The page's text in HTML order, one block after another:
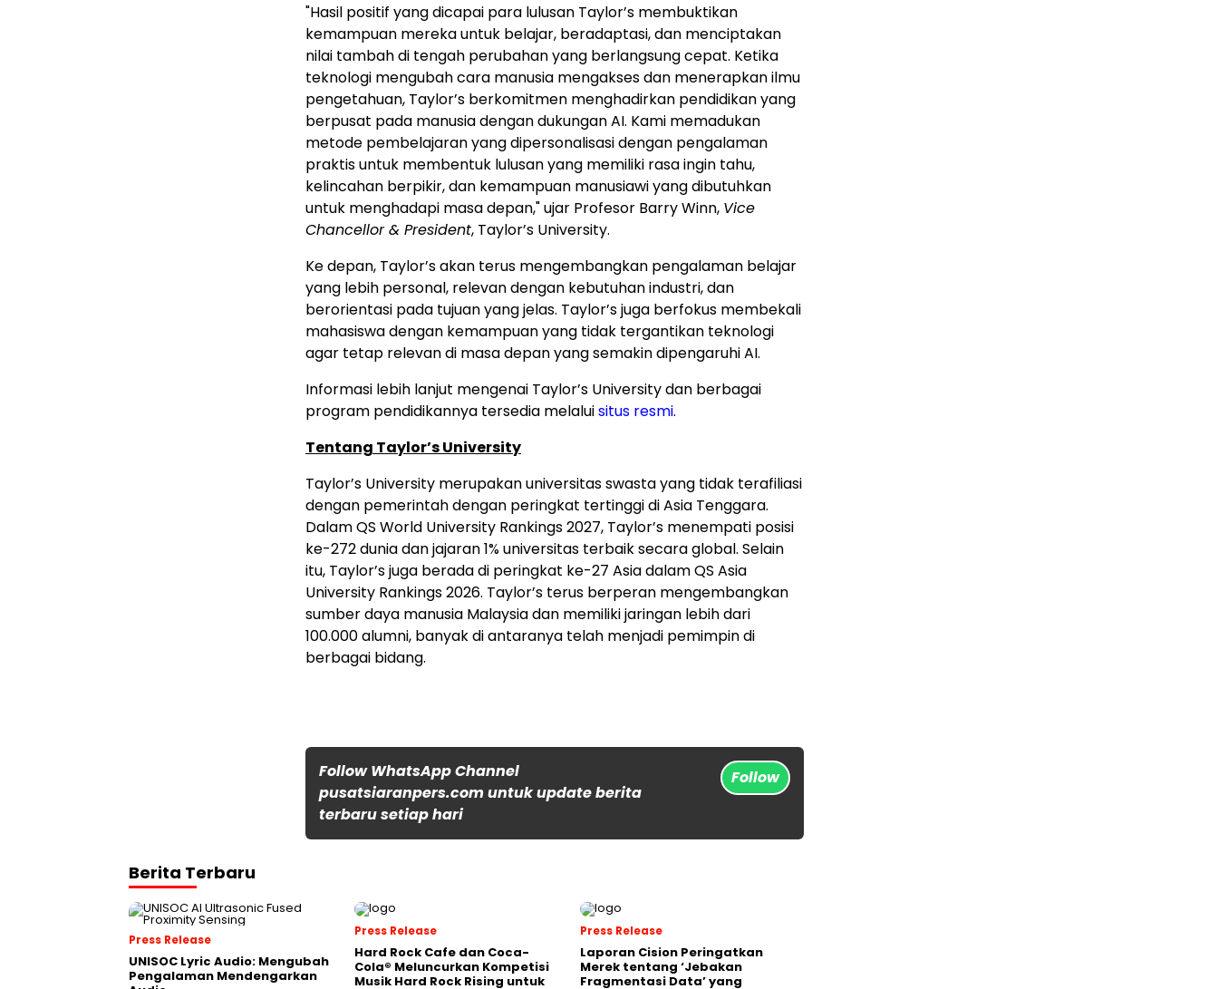
"Hasil positif yang dicapai para lulusan Taylor’s membuktikan
kemampuan mereka untuk belajar, beradaptasi, dan menciptakan
nilai tambah di tengah perubahan yang berlangsung cepat. Ketika
teknologi mengubah cara manusia mengakses dan menerapkan ilmu
pengetahuan, Taylor’s berkomitmen menghadirkan pendidikan yang
berpusat pada manusia dengan dukungan AI. Kami memadukan
metode pembelajaran yang dipersonalisasi dengan pengalaman
praktis untuk membentuk lulusan yang memiliki rasa ingin tahu,
kelincahan berpikir, dan kemampuan manusiawi yang dibutuhkan
untuk menghadapi masa depan," ujar Profesor Barry Winn, Vice
Chancellor & President, Taylor’s University.
Ke depan, Taylor’s akan terus mengembangkan pengalaman belajar
yang lebih personal, relevan dengan kebutuhan industri, dan
berorientasi pada tujuan yang jelas. Taylor’s juga berfokus membekali
mahasiswa dengan kemampuan yang tidak tergantikan teknologi
agar tetap relevan di masa depan yang semakin dipengaruhi AI.
Informasi lebih lanjut mengenai Taylor’s University dan berbagai
program pendidikannya tersedia melaluisitus resmi.
Tentang Taylor’s University
Taylor’s University merupakan universitas swasta yang tidak terafiliasi
dengan pemerintah dengan peringkat tertinggi di Asia Tenggara.
Dalam QS World University Rankings 2027, Taylor’s menempati posisi
ke-272 dunia dan jajaran 1% universitas terbaik secara global. Selain
itu, Taylor’s juga berada di peringkat ke-27 Asia dalam QS Asia
University Rankings 2026. Taylor’s terus berperan mengembangkan
sumber daya manusia Malaysia dan memiliki jaringan lebih dari
100.000 alumni, banyak di antaranya telah menjadi pemimpin di
berbagai bidang.
Follow WhatsApp Channel
pusatsiaranpers.com untuk update berita
terbaru setiap hari
Follow
Berita Terbaru
Press Release
UNISOC Lyric Audio: Mengubah
Pengalaman Mendengarkan
Press Release
Hard Rock Cafe dan Coca-
Cola® Meluncurkan Kompetisi
Musik Hard Rock Rising untuk
Press Release
Laporan Cision Peringatkan
Merek tentang ‘Jebakan
Fragmentasi Data’ yang